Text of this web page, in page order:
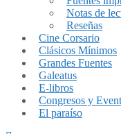
Notas de
Reseñas
Cine Corsario
Clásicos Mínimos
Grandes Fuentes
Galeatus
E-libros
Congresos y
El paraíso